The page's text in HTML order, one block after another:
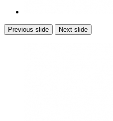
Previous slide Next slide